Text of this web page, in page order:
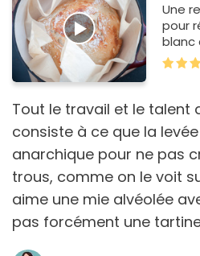
Une
pour
blanc
Tout le travail et le talent
consiste à ce que la
anarchique pour ne pas
trous, comme on le voit
aime une mie alvéolée
pas forcément une